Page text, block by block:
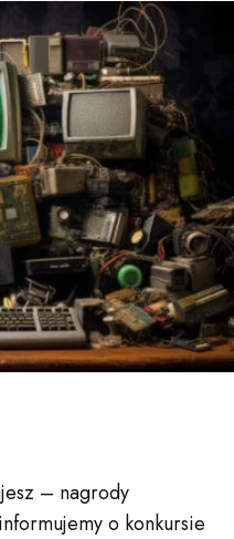
– nagrody
o konkursie